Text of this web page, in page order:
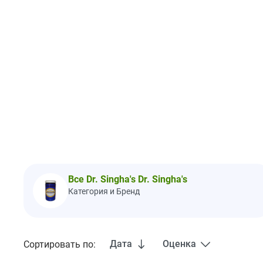
Все Dr. Singha's Dr. Singha's
Категория и Бренд
Сортировать по: Дата Оценка